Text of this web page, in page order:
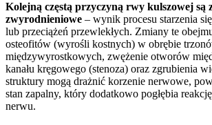
Kolejną częstą przyczyną rwy kulszowej są
zwyrodnieniowe – wynik procesu starzenia
lub przeciążeń przewlekłych. Zmiany te
osteofitów (wyrośli kostnych) w obrębie
międzywyrostkowych, zwężenie otworów
kanału kręgowego (stenoza) oraz zgrubienia
struktury mogą drażnić korzenie nerwowe,
stan zapalny, który dodatkowo pogłębia
nerwu.